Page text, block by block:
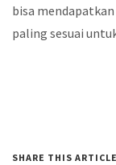
bisa
paling sesuai
SHARE THIS ARTICLE